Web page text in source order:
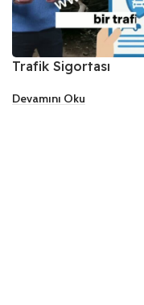
Trafik Sigortası
Devamını Oku